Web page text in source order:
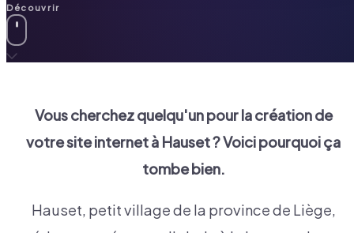
Découvrir
Vous cherchez quelqu'un pour la création de
votre site internet à Hauset? Voici pourquoi ça
tombe bien.
Hauset, petit village de la province de Liège,